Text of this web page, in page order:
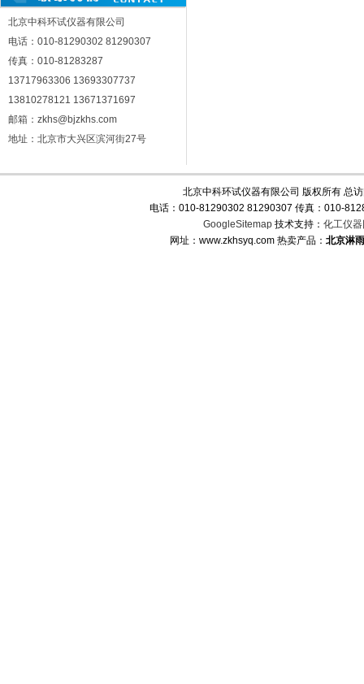
北京中科环试仪器有限公司
电话：010-81290302 81290307
传真：010-81283287
13717963306 13693307737
13810278121 13671371697
邮箱：zkhs@bjzkhs.com
地址：北京市大兴区滨河街27号
北京中科环试仪器有限公司 版权所有 总
电话：010-81290302 81290307 传真：010-
GoogleSitemap技术支持： 化工仪器
网址：www.zkhsyq.com 热卖产品： 北京淋